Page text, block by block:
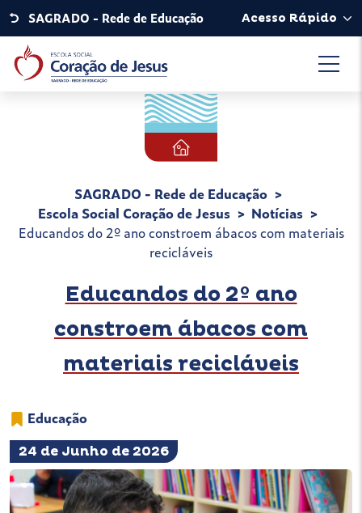
SAGRADO - Rede de Educação Acesso Rápido
SAGRADO - Rede de Educação
Escola Social Coração de Jesus
Notícias
Educandos do 2º ano constroem ábacos com materiais
recicláveis
Educandos do 2º ano
constroem ábacos com
materiais recicláveis
Educação
24 de Junho de 2026